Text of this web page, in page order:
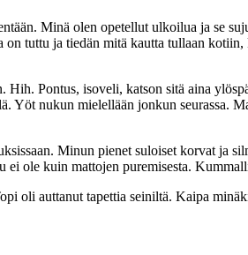
Minä olen opetellut ulkoilua ja se
tuttu ja tiedän mitä kautta tullaan
Pontus, isoveli, katson sitä aina
nukun mielellään jonkun seurassa.
Minun pienet suloiset korvat ja
ole kuin mattojen puremisesta.
oli auttanut tapettia seiniltä. Kaipa